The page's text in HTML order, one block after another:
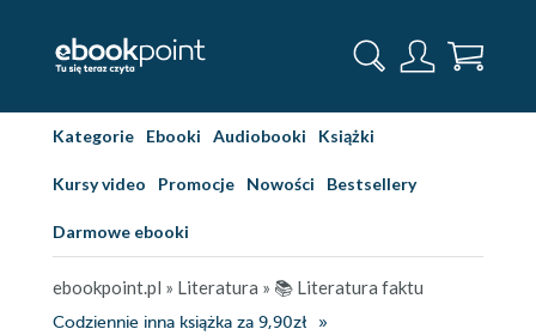
Kategorie Ebooki Audiobooki Książki
Kursy video Promocje Nowości Bestsellery
Darmowe ebooki
ebookpoint.pl » Literatura » 📚 Literatura faktu
Codziennie inna książka za 9,90zł